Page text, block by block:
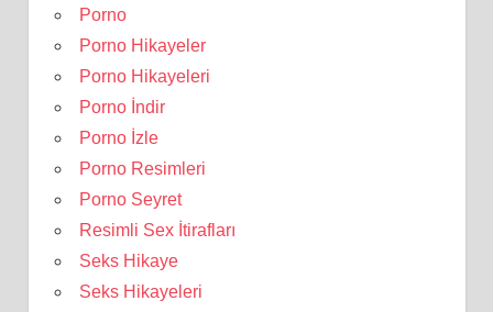
Porno
Porno Hikayeler
Porno Hikayeleri
Porno İndir
Porno İzle
Porno Resimleri
Porno Seyret
Resimli Sex İtirafları
Seks Hikaye
Seks Hikayeleri